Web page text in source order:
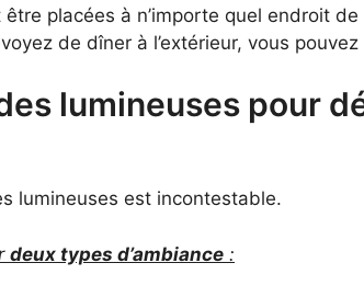
placées à n’importe quel endroit
de dîner à l’extérieur, vous
lumineuses pour
lumineuses est incontestable.
deux types d’ambiance :